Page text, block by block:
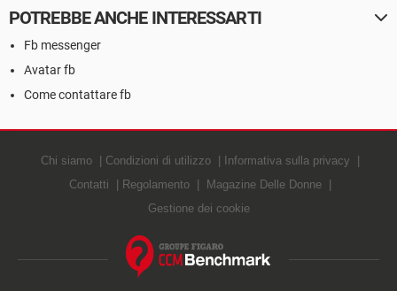
POTREBBE ANCHE INTERESSARTI
Fb messenger
Avatar fb
Come contattare fb
Chi siamo Condizioni di utilizzo
Informativa sulla privacy
Contatti
Regolamento
Magazine Delle Donne
Gestione dei cookie